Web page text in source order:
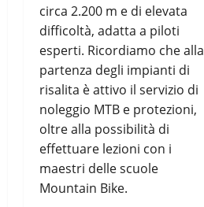
circa 2.200 m e di elevata
difficoltà, adatta a piloti
esperti. Ricordiamo che alla
partenza degli impianti di
risalita è attivo il servizio di
noleggio MTB e protezioni,
oltre alla possibilità di
effettuare lezioni con i
maestri delle scuole
Mountain Bike.